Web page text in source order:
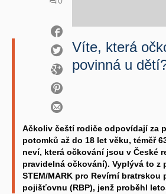
Víte, která
povinná u
Ačkoliv čeští rodiče odpovídají za
potomků až do 18 let věku, téměř
neví, která očkování jsou v České
pravidelná očkování). Vyplývá to z
STEM/MARK pro Revírní
pojišťovnu (RBP), jenž proběhl